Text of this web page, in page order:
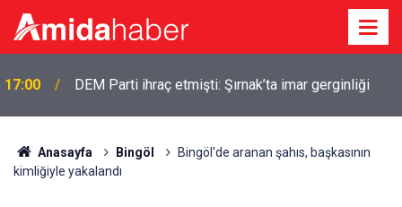
17:00 DEM Parti ihraç etmişti: Şırnak’ta imar gerginliği
Anasayfa Bingöl
Bingöl'de aranan şahıs, başkasının
kimliğiyle yakalandı